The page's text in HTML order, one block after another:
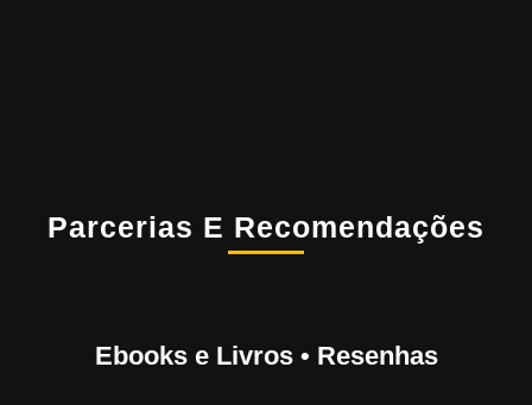
Parcerias E Recomendações
Ebooks e Livros • Resenhas